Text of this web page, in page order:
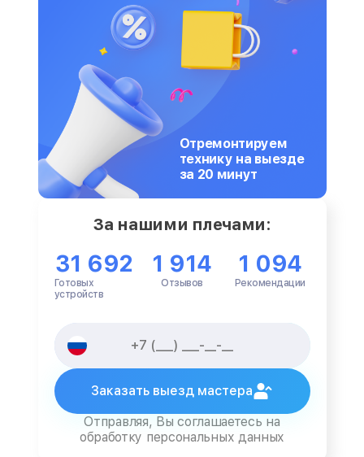
Отремонтируем
технику на выезде
за 20 минут
За нашими плечами:
31 692
Готовых
устройств
1 914
Отзывов
1 094
Рекомендации
Заказать выезд мастера
Отправляя, Вы соглашаетесь на
обработку персональных данных